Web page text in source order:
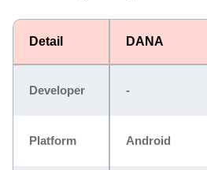
Detail DANA
Developer -
Platform Android